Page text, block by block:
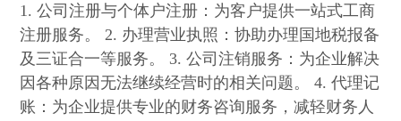
1. 公司注册与个体户注册：为客户提供一站式工商
注册服务。 2. 办理营业执照：协助办理国地税报备
及三证合一等服务。 3. 公司注销服务：为企业解决
因各种原因无法继续经营时的相关问题。 4. 代理记
账：为企业提供专业的财务咨询服务，减轻财务人